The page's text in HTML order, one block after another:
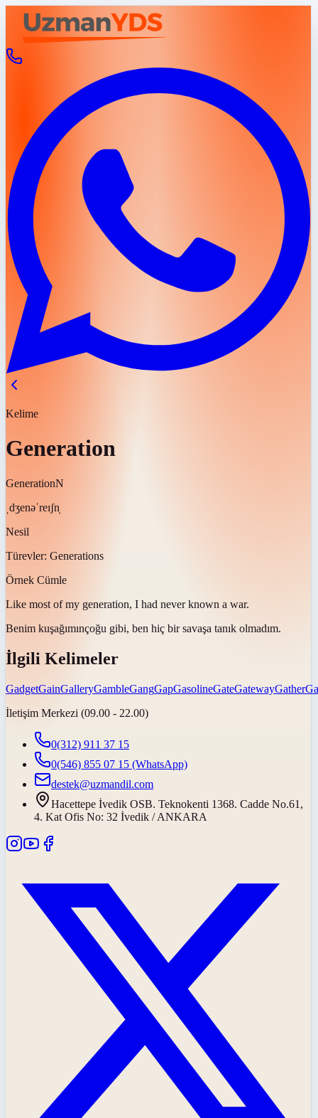
Kelime
Generation
GenerationN
ˌdʒenəˈreɪʃn̩
Nesil
Türevler: Generations
Örnek Cümle
Like most of my generation, I had never known a war.
Benim kuşağımınçoğu gibi, ben hiç bir savaşa tanık olmadım.
İlgili Kelimeler
GadgetGainGalleryGambleGangGapGasolineGateGatewayGather
İletişim Merkezi (09.00 - 22.00)
0(312) 911 37 15
0(546) 855 07 15 (WhatsApp)
destek@uzmandil.com
Hacettepe İvedik OSB. Teknokenti 1368. Cadde No.61,
4. Kat Ofis No: 32 İvedik / ANKARA